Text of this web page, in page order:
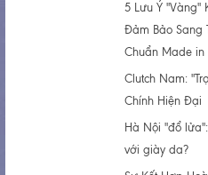
5 Lưu Ý "Vàng"
Đảm Bảo Sang
Chuẩn Made in
Clutch Nam:
Chính Hiện Đại
Hà Nội "đổ
với giày da?